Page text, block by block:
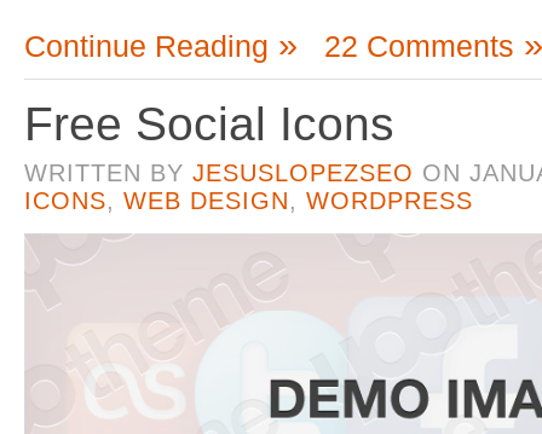
Continue Reading
22 Comments
Free Social Icons
WRITTEN BY JESUSLOPEZSEO ON
ICONS, WEB DESIGN, WORDPRESS